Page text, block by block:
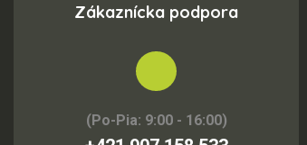
Zákaznícka podpora
(Po-Pia: 9:00 - 16:00)